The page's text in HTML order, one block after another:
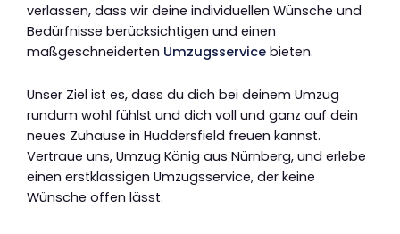
verlassen, dass wir deine individuellen Wünsche und
Bedürfnisse berücksichtigen und einen
maßgeschneiderten Umzugsservice bieten.
Unser Ziel ist es, dass du dich bei deinem Umzug
rundum wohl fühlst und dich voll und ganz auf dein
neues Zuhause in Huddersfield freuen kannst.
Vertraue uns, Umzug König aus Nürnberg, und erlebe
einen erstklassigen Umzugsservice, der keine
Wünsche offen lässt.